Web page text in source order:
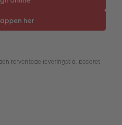
forventede leveringstid, baseret